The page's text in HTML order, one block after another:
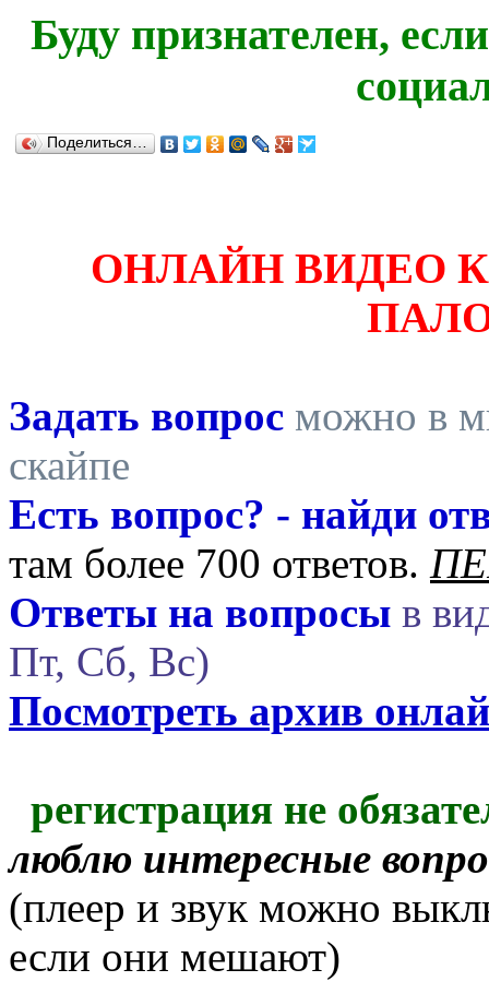
Буду признателен,
Поделиться…
ОНЛАЙН ВИДЕО
Задать вопрос можно в
скайпе
Есть вопрос? - найди
там более 700 ответов.
Ответы на вопросы в
Пт, Сб, Вс)
Посмотреть архив
регистрация не
люблю интересные
(плеер и звук можно
если они мешают)